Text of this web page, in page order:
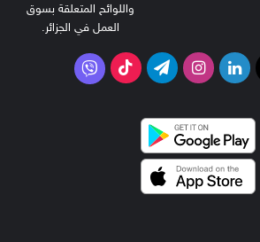
واللوائح المتعلقة بسوق
العمل في الجزائر.
‫X لينكدإنانستقرامتيلقرام‫TikTokفايبر